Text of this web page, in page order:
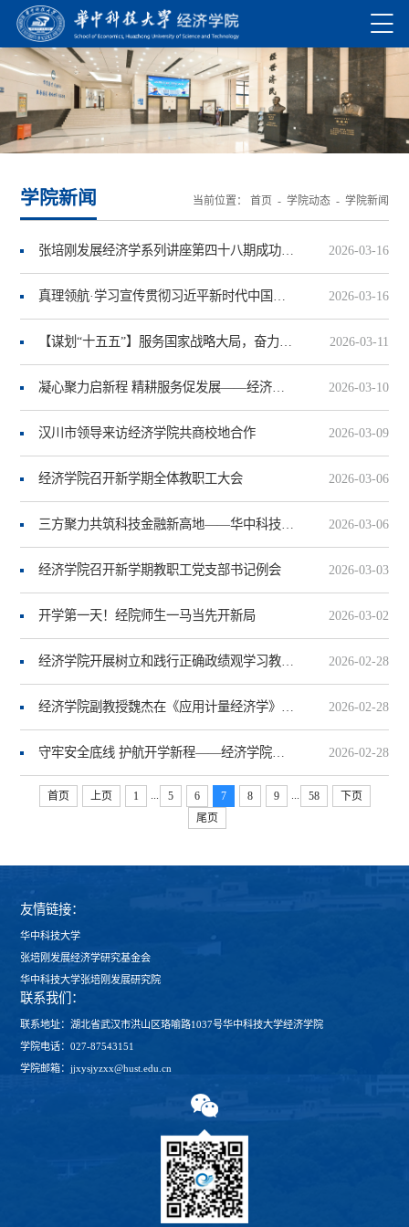
学院新闻 当前位置： 首页 - 学院动态- 学院新闻
张培刚发展经济学系列讲座第四十八期成功举办 2026-03-16
真理领航·学习宣传贯彻习近平新时代中国特色社会主义思想系列研讨会暨湖北加快建成中部地区崛起的重要战略支点2026年理论研讨会召开 2026-03-16
【谋划“十五五”】服务国家战略大局，奋力谱写 经济学院内涵式高质量发展新篇章 2026-03-11
凝心聚力启新程 精耕服务促发展——经济学院召开新学期机关行政工作例会 2026-03-10
汉川市领导来访经济学院共商校地合作 2026-03-09
经济学院召开新学期全体教职工大会 2026-03-06
三方聚力共筑科技金融新高地——华中科技大学科技金融研究院、武汉产业创新发展研究院、中信银行武汉分行举行交流会议 2026-03-06
经济学院召开新学期教职工党支部书记例会 2026-03-03
开学第一天！经院师生一马当先开新局 2026-03-02
经济学院开展树立和践行正确政绩观学习教育动员部署会 2026-02-28
经济学院副教授魏杰在《应用计量经济学》发文，提出基于文本数据的分位数预测新方法 2026-02-28
守牢安全底线 护航开学新程——经济学院开展2026年春季学期开学前安全卫生专项检查 2026-02-28
首页 上页 1 ... 5 6 7 8 9 ... 58
下页
尾页
友情链接：
华中科技大学
张培刚发展经济学研究基金会
华中科技大学张培刚发展研究院
联系我们：
联系地址：湖北省武汉市洪山区珞喻路1037号华中科技大学经济学院
学院电话：027-87543151
学院邮箱：jjxysjyzxx@hust.edu.cn